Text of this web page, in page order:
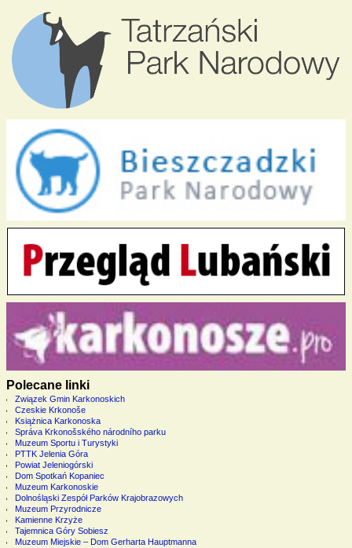
Polecane linki
Związek Gmin Karkonoskich
Czeskie Krkonoše
Książnica Karkonoska
Správa Krkonošského národního parku
Muzeum Sportu i Turystyki
PTTK Jelenia Góra
Powiat Jeleniogórski
Dom Spotkań Kopaniec
Muzeum Karkonoskie
Dolnośląski Zespół Parków Krajobrazowych
Muzeum Przyrodnicze
Kamienne Krzyże
Tajemnica Góry Sobiesz
Muzeum Miejskie – Dom Gerharta Hauptmanna